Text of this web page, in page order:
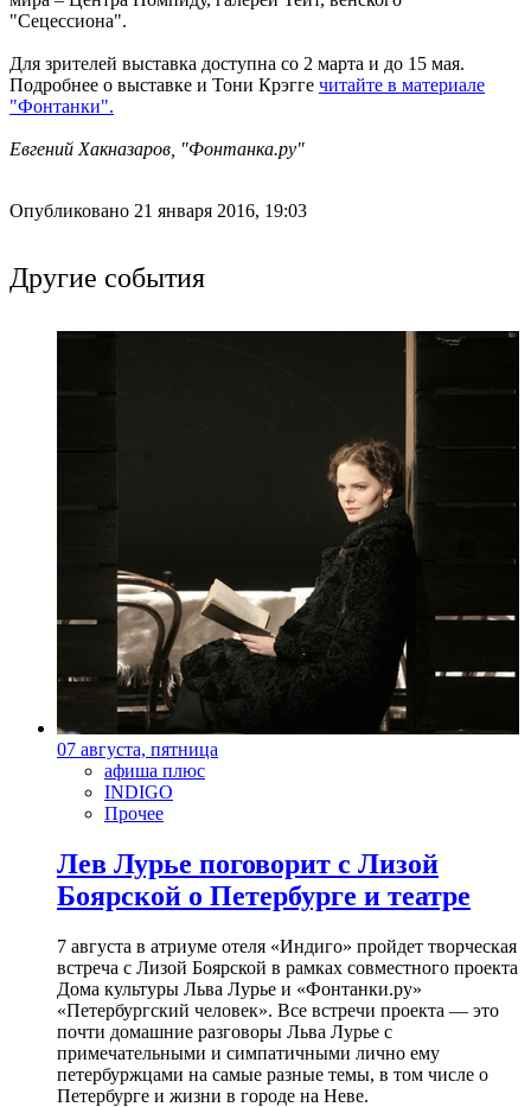
"Сецессиона".
Для зрителей выставка доступна со 2 марта и до 15 мая.
Подробнее о выставке и Тони Крэгге читайте в материале
"Фонтанки".
Евгений Хакназаров, "Фонтанка.ру"
Опубликовано 21 января 2016, 19:03
Другие события
07 августа, пятница
афиша плюс
INDIGO
Прочее
Лев Лурье поговорит с Лизой
Боярской о Петербурге и театре
7 августа в атриуме отеля «Индиго» пройдет творческая
встреча с Лизой Боярской в рамках совместного проекта
Дома культуры Льва Лурье и «Фонтанки.ру»
«Петербургский человек». Все встречи проекта — это
почти домашние разговоры Льва Лурье с
примечательными и симпатичными лично ему
петербуржцами на самые разные темы, в том числе о
Петербурге и жизни в городе на Неве.